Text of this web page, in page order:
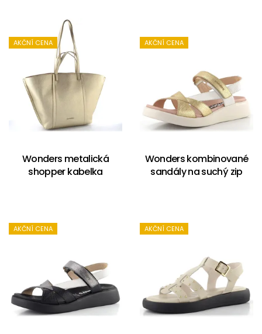
AKČNÍ CENA
Wonders metalická
shopper kabelka
AKČNÍ CENA
Wonders kombinované
sandály na suchý zip
AKČNÍ CENA AKČNÍ CENA